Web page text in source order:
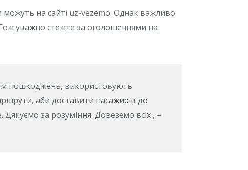
можуть на сайті uz-vezemo. Однак важливо
уважно стежте за оголошеннями на
пошкоджень, використовують
аби доставити пасажирів до
за розуміння. Довеземо всіх , –